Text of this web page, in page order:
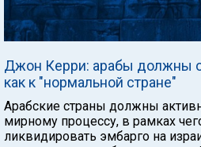
Джон Керри: арабы должны
как к "нормальной стране"
Арабские страны должны
мирному процессу, в рамках
ликвидировать эмбарго на